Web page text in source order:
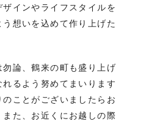
インやライフスタイルを
想いを込めて作り上げた
論、鶴来の町も盛り上げ
るよう努めてまいります
ことがございましたらお
た、お近くにお越しの際